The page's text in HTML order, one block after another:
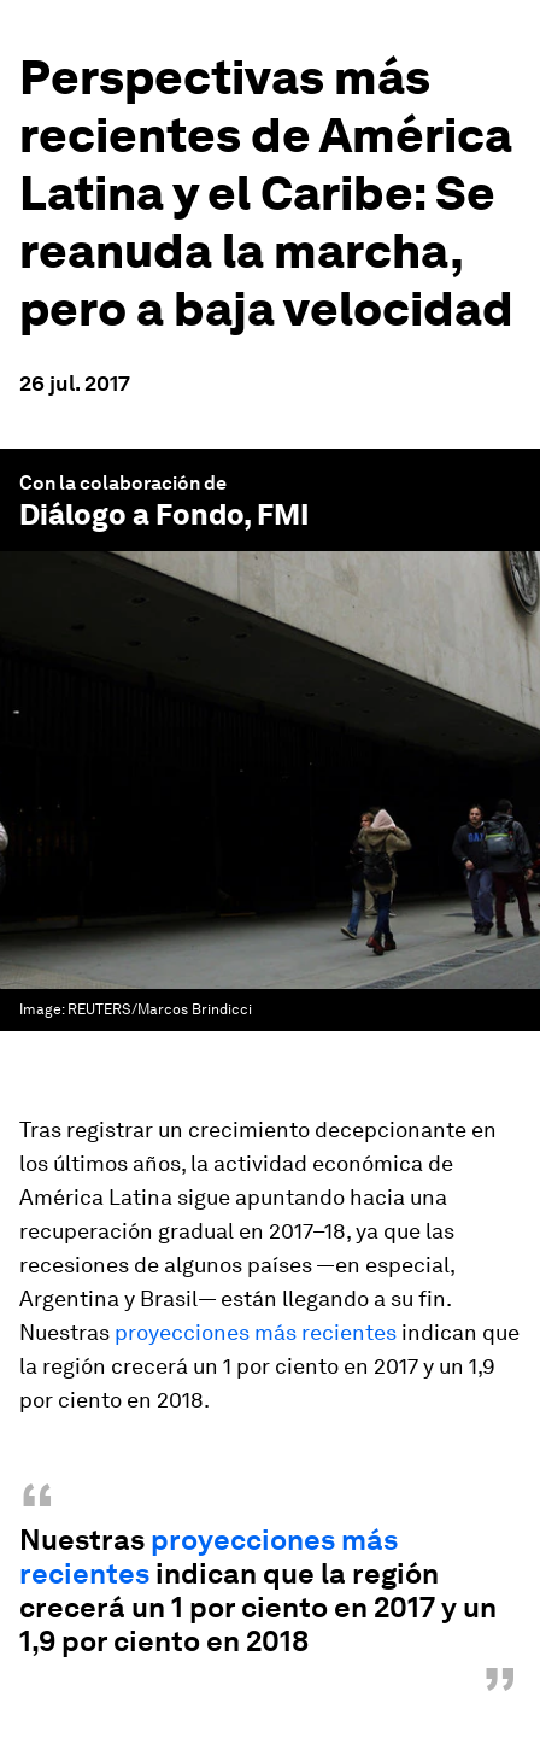
Perspectivas más
recientes de América
Latina y el Caribe: Se
reanuda la marcha,
pero a baja velocidad
26 jul. 2017
Con la colaboración de
Diálogo a Fondo, FMI
Image: REUTERS/Marcos Brindicci
Tras registrar un crecimiento decepcionante en
los últimos años, la actividad económica de
América Latina sigue apuntando hacia una
recuperación gradual en 2017–18, ya que las
recesiones de algunos países —en especial,
Argentina y Brasil— están llegando a su fin.
Nuestras proyecciones más recientes indican que
la región crecerá un 1 por ciento en 2017 y un 1,9
por ciento en 2018.
“
Nuestras proyecciones más
recientes indican que la región
crecerá un 1 por ciento en 2017 y un
1,9 por ciento en 2018
”